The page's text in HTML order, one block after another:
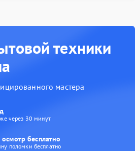
техники
мастера
через 30 минут
бесплатно
поломки бесплатно